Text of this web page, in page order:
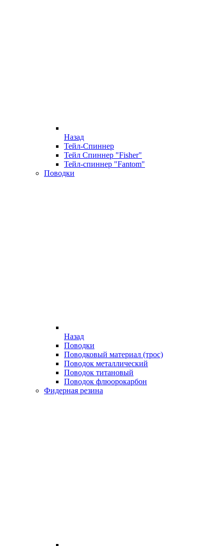
Назад
Тейл-Спиннер
Тейл Спиннер "Fisher"
Тейл-спиннер "Fantom"
Поводки
Назад
Поводки
Поводковый материал (трос)
Поводок металлический
Поводок титановый
Поводок флюорокарбон
Фидерная резина